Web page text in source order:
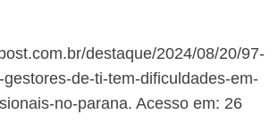
destaque/2024/08/20/97-
de-ti-tem-dificuldades-em-
no-parana. Acesso em: 26